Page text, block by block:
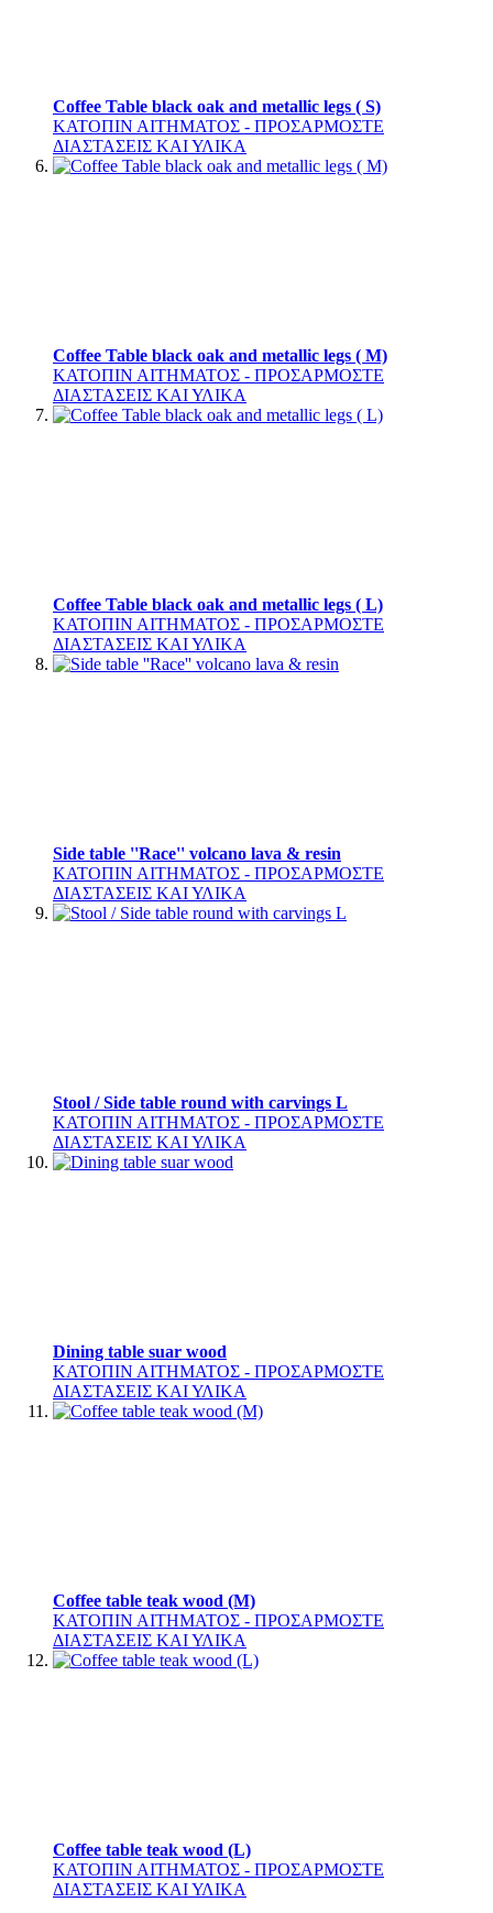
Coffee Table black oak and metallic legs ( S)
ΚΑΤΟΠΙΝ ΑΙΤΗΜΑΤΟΣ - ΠΡΟΣΑΡΜΟΣΤΕ
ΔΙΑΣΤΑΣΕΙΣ ΚΑΙ ΥΛΙΚΑ
Coffee Table black oak and metallic legs ( M)
ΚΑΤΟΠΙΝ ΑΙΤΗΜΑΤΟΣ - ΠΡΟΣΑΡΜΟΣΤΕ
ΔΙΑΣΤΑΣΕΙΣ ΚΑΙ ΥΛΙΚΑ
Coffee Table black oak and metallic legs ( L)
ΚΑΤΟΠΙΝ ΑΙΤΗΜΑΤΟΣ - ΠΡΟΣΑΡΜΟΣΤΕ
ΔΙΑΣΤΑΣΕΙΣ ΚΑΙ ΥΛΙΚΑ
Side table ''Race'' volcano lava & resin
ΚΑΤΟΠΙΝ ΑΙΤΗΜΑΤΟΣ - ΠΡΟΣΑΡΜΟΣΤΕ
ΔΙΑΣΤΑΣΕΙΣ ΚΑΙ ΥΛΙΚΑ
Stool / Side table round with carvings L
ΚΑΤΟΠΙΝ ΑΙΤΗΜΑΤΟΣ - ΠΡΟΣΑΡΜΟΣΤΕ
ΔΙΑΣΤΑΣΕΙΣ ΚΑΙ ΥΛΙΚΑ
Dining table suar wood
ΚΑΤΟΠΙΝ ΑΙΤΗΜΑΤΟΣ - ΠΡΟΣΑΡΜΟΣΤΕ
ΔΙΑΣΤΑΣΕΙΣ ΚΑΙ ΥΛΙΚΑ
Coffee table teak wood (M)
ΚΑΤΟΠΙΝ ΑΙΤΗΜΑΤΟΣ - ΠΡΟΣΑΡΜΟΣΤΕ
ΔΙΑΣΤΑΣΕΙΣ ΚΑΙ ΥΛΙΚΑ
Coffee table teak wood (L)
ΚΑΤΟΠΙΝ ΑΙΤΗΜΑΤΟΣ - ΠΡΟΣΑΡΜΟΣΤΕ
ΔΙΑΣΤΑΣΕΙΣ ΚΑΙ ΥΛΙΚΑ